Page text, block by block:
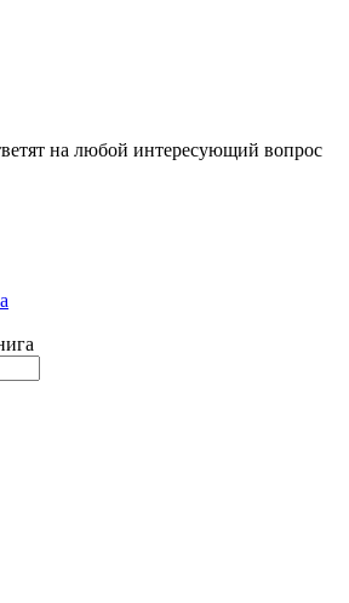
на любой интересующий вопрос